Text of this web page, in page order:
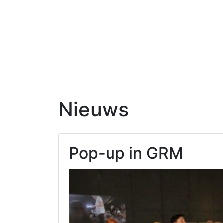
Nieuws
Pop-up in GRM